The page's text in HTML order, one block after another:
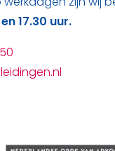
17.30 uur.